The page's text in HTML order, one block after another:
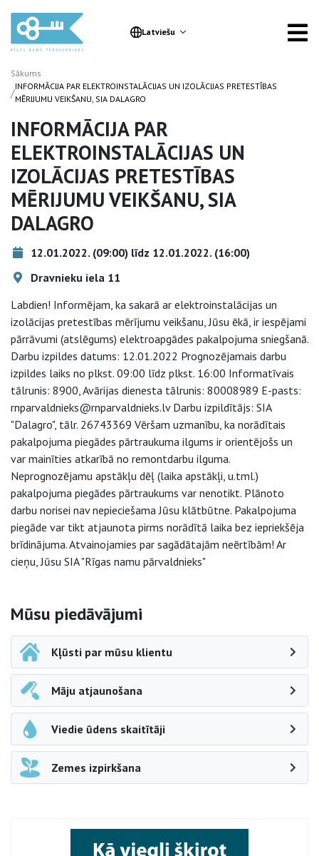
Latviešu
Sākums
/INFORMĀCIJA PAR ELEKTROINSTALĀCIJAS UN IZOLĀCIJAS PRETESTĪBAS
MĒRIJUMU VEIKŠANU, SIA DALAGRO
INFORMĀCIJA PAR
ELEKTROINSTALĀCIJAS UN
IZOLĀCIJAS PRETESTĪBAS
MĒRIJUMU VEIKŠANU, SIA
DALAGRO
12.01.2022. (09:00) līdz 12.01.2022. (16:00)
Dravnieku iela 11
Labdien! Informējam, ka sakarā ar elektroinstalācijas un
izolācijas pretestības mērījumu veikšanu, Jūsu ēkā, ir iespējami
pārrāvumi (atslēgums) elektroapgādes pakalpojuma sniegšanā.
Darbu izpildes datums: 12.01.2022 Prognozējamais darbu
izpildes laiks no plkst. 09:00 līdz plkst. 16:00 Informatīvais
tālrunis: 8900, Avārijas dienesta tālrunis: 80008989 E-pasts:
rnparvaldnieks@rnparvaldnieks.lv Darbu izpildītājs: SIA
"Dalagro", tālr. 26743369 Vēršam uzmanību, ka norādītais
pakalpojuma piegādes pārtraukuma ilgums ir orientējošs un
var mainīties atkarībā no remontdarbu ilguma.
Neprognozējamu apstākļu dēļ (laika apstākļi, u.tml.)
pakalpojuma piegādes pārtraukums var nenotikt. Plānoto
darbu norisei nav nepieciešama Jūsu klātbūtne. Pakalpojuma
piegāde var tikt atjaunota pirms norādītā laika bez iepriekšēja
brīdinājuma. Atvainojamies par sagādātajām neērtībām! Ar
cieņu, Jūsu SIA "Rīgas namu pārvaldnieks"
Sāna navigācija
Mūsu piedāvājumi
Kļūsti par mūsu klientu
Māju atjaunošana
Viedie ūdens skaitītāji
Zemes izpirkšana